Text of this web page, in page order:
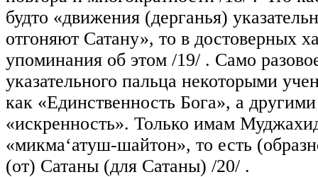
будто «движения (дерганья)
отгоняют Сатану», то в достоверных
упоминания об этом /19/ . Само
указательного пальца некоторыми
как «Единственность Бога», а
«искренность». Только имам
«микма‘атуш-шайтон», то есть
(от) Сатаны (для Сатаны) /20/ .